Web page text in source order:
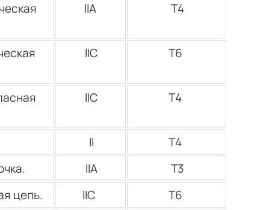
IIА Т4
IIС Т6
IIС Т4
II
Т4
IIА
Т3
цепь. IIС
Т6